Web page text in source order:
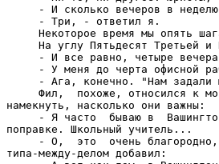
- И сколько вечеров в
     - Три, - ответил я.
Некоторое время мы опять
На углу Пятьдесят Третьей и
- И все равно, четыре
- У меня до черта офисной
- Ага, конечно. "Нам задали
Фил,  похоже, относился к
намекнуть, насколько они важны:
- Я часто  бываю в
поправке. Школьный учитель...
- О,  это  очень
типа-между-делом добавил: